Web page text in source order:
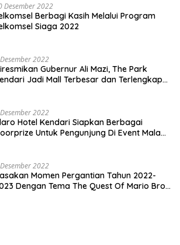
Desember 2022
Berbagi Kasih Melalui Program
Siaga 2022
2022
Gubernur Ali Mazi, The Park
Jadi Mall Terbesar dan Terlengkap
2022
Hotel Kendari Siapkan Berbagai
Untuk Pengunjung Di Event Malam
2022
Momen Pergantian Tahun 2022-
Dengan Tema The Quest Of Mario Bros